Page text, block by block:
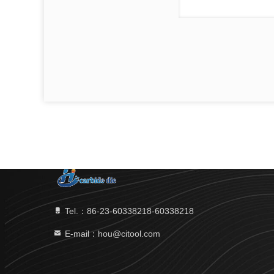
Tel.：86-23-60338218-60338218
E-mail：hou@citool.com